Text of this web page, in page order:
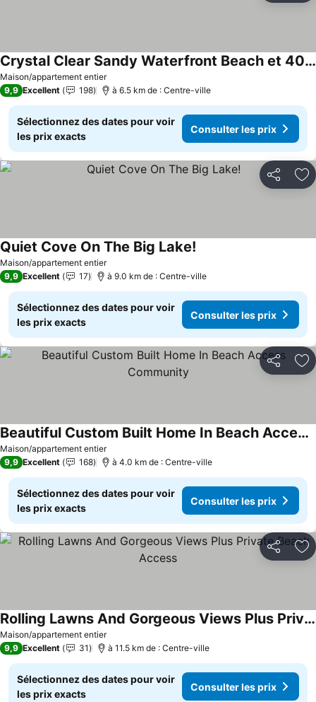
Maison/appartement entier
Crystal Clear Sandy Waterfront Beach et 40 'Dock
9,9 Excellent 198 à 6.5 km de : Centre-ville
Sélectionnez des dates pour voir
les prix exacts
Consulter les prix
Partager
Maison/appartement entier
Quiet Cove On The Big Lake!
9,9 Excellent 17 à 9.0 km de : Centre-ville
Sélectionnez des dates pour voir
les prix exacts
Consulter les prix
Partager
Maison/appartement entier
Beautiful Custom Built Home In Beach Access Community
9,9 Excellent 168 à 4.0 km de : Centre-ville
Sélectionnez des dates pour voir
les prix exacts
Consulter les prix
Partager
Maison/appartement entier
Rolling Lawns And Gorgeous Views Plus Private Beach Access
9,9 Excellent 31 à 11.5 km de : Centre-ville
Sélectionnez des dates pour voir
les prix exacts
Consulter les prix